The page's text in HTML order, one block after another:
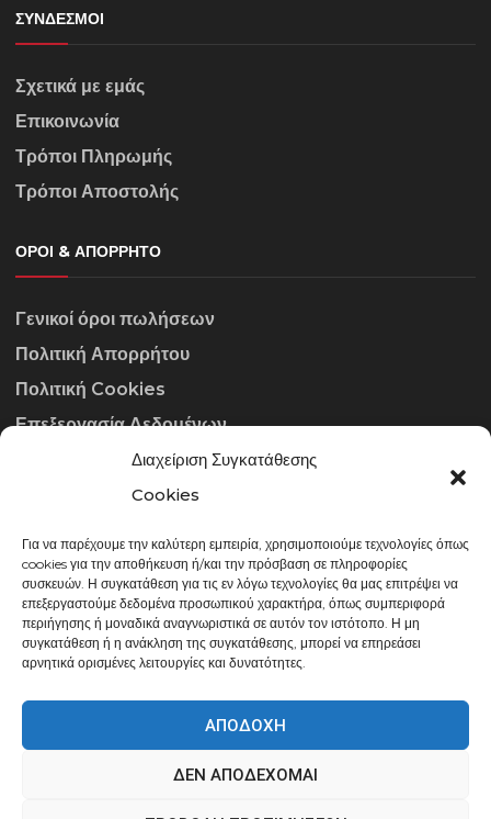
Διαχείριση Συγκατάθεσης
Cookies
Για να παρέχουμε την καλύτερη εμπειρία, χρησιμοποιούμε τεχνολογίες όπως
cookies για την αποθήκευση ή/και την πρόσβαση σε πληροφορίες
συσκευών. Η συγκατάθεση για τις εν λόγω τεχνολογίες θα μας επιτρέψει να
επεξεργαστούμε δεδομένα προσωπικού χαρακτήρα, όπως συμπεριφορά
περιήγησης ή μοναδικά αναγνωριστικά σε αυτόν τον ιστότοπο. Η μη
συγκατάθεση ή η ανάκληση της συγκατάθεσης, μπορεί να επηρεάσει
αρνητικά ορισμένες λειτουργίες και δυνατότητες.
ΑΠΟΔΟΧΉ
ΔΕΝ ΑΠΟΔΈΧΟΜΑΙ
ΣΎΝΔΕΣΜΟΙ
Σχετικά με εμάς
Επικοινωνία
Τρόποι Πληρωμής
Τρόποι Αποστολής
ΌΡΟΙ & ΑΠΌΡΡΗΤΟ
Γενικοί όροι πωλήσεων
Πολιτική Απορρήτου
Πολιτική Cookies
Επεξεργασία Δεδομένων
ΣΤΟΙΧΕΊΑ ΕΠΙΚΟΙΝΩΝΊΑΣ
info@gowithraw.gr
24310 35062
Δευ. - Παρ. 08:00 - 20:00
gowithraw.gr © 2020 | Powered by